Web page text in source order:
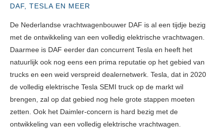
DAF, TESLA EN MEER
De Nederlandse vrachtwagenbouwer DAF is al een tijdje bezig
met de ontwikkeling van een volledig elektrische vrachtwagen.
Daarmee is DAF eerder dan concurrent Tesla en heeft het
natuurlijk ook nog eens een prima reputatie op het gebied van
trucks en een weid verspreid dealernetwerk. Tesla, dat in 2020
de volledig elektrische Tesla SEMI truck op de markt wil
brengen, zal op dat gebied nog hele grote stappen moeten
zetten. Ook het Daimler-concern is hard bezig met de
ontwikkeling van een volledig elektrische vrachtwagen.